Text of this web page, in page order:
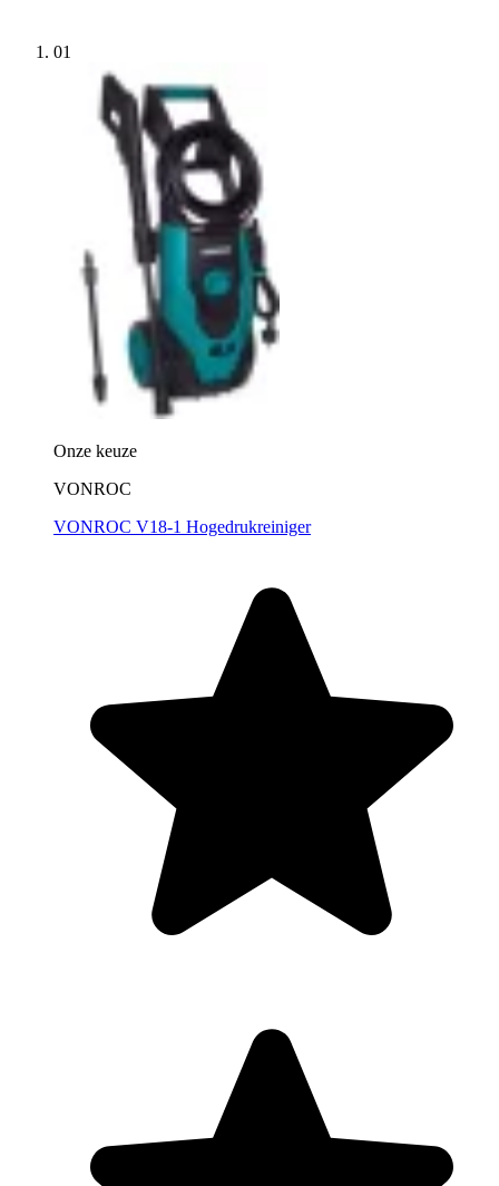
01
Onze keuze
VONROC
VONROC V18-1 Hogedrukreiniger